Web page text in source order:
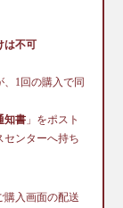
は不可
、1回の購入で同
知書」をポスト
センターへ持ち
入画面の配送